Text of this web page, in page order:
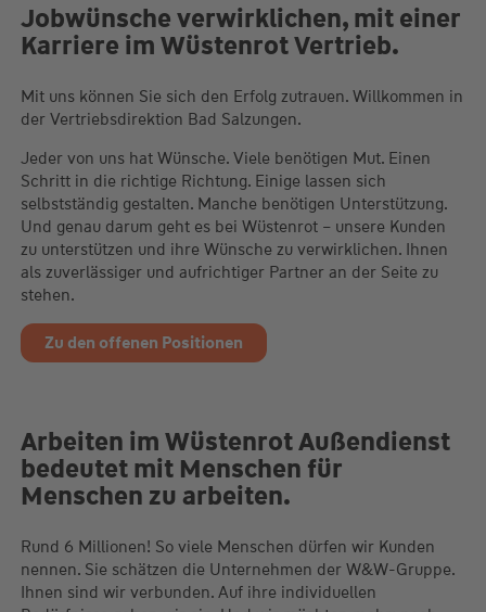
Jobwünsche verwirklichen, mit einer
Karriere im Wüstenrot Vertrieb.
Mit uns können Sie sich den Erfolg zutrauen. Willkommen in
der Vertriebsdirektion Bad Salzungen.
Jeder von uns hat Wünsche. Viele benötigen Mut. Einen
Schritt in die richtige Richtung. Einige lassen sich
selbstständig gestalten. Manche benötigen Unterstützung.
Und genau darum geht es bei Wüstenrot – unsere Kunden
zu unterstützen und ihre Wünsche zu verwirklichen. Ihnen
als zuverlässiger und aufrichtiger Partner an der Seite zu
stehen.
Zu den offenen Positionen
Arbeiten im Wüstenrot Außendienst
bedeutet mit Menschen für
Menschen zu arbeiten.
Rund 6 Millionen! So viele Menschen dürfen wir Kunden
nennen. Sie schätzen die Unternehmen der W&W-Gruppe.
Ihnen sind wir verbunden. Auf ihre individuellen